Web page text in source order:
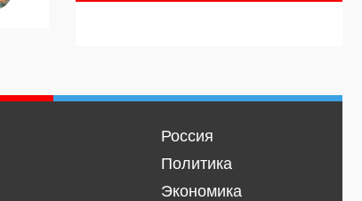
Россия
Политика
Экономика